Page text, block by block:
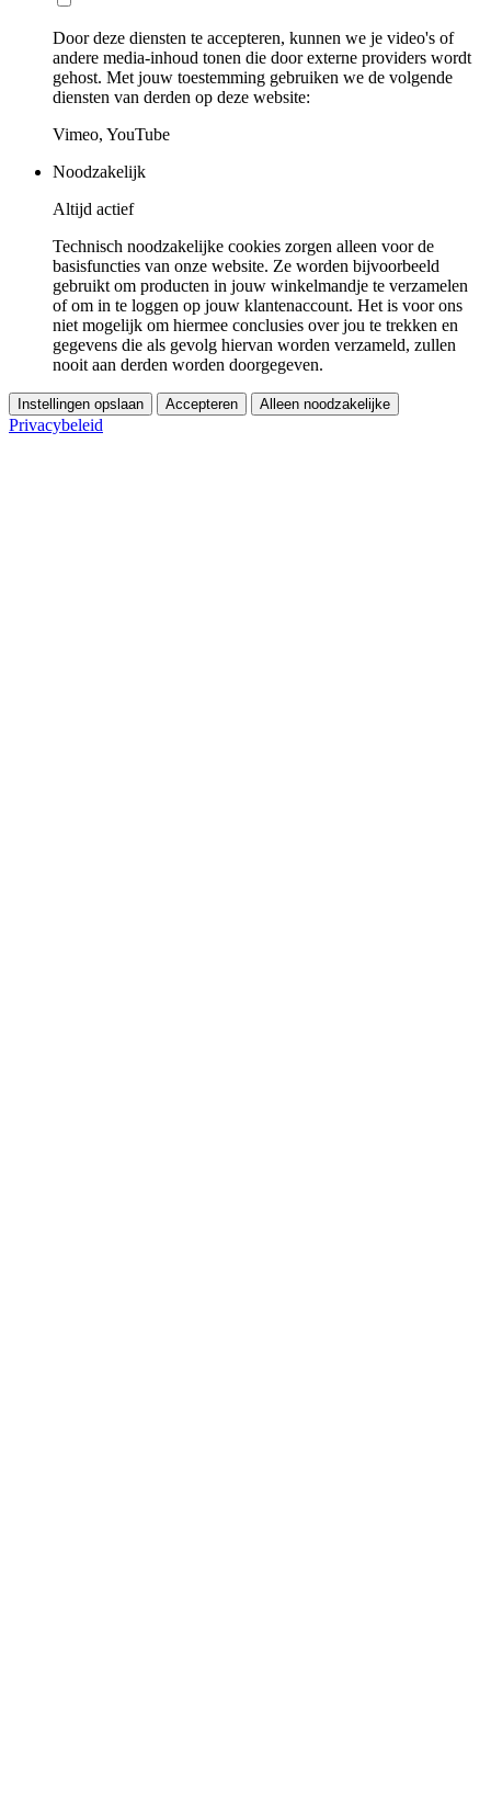
Door deze diensten te accepteren, kunnen we je video's of
andere media-inhoud tonen die door externe providers wordt
gehost. Met jouw toestemming gebruiken we de volgende
diensten van derden op deze website:
Vimeo, YouTube
Noodzakelijk
Altijd actief
Technisch noodzakelijke cookies zorgen alleen voor de
basisfuncties van onze website. Ze worden bijvoorbeeld
gebruikt om producten in jouw winkelmandje te verzamelen
of om in te loggen op jouw klantenaccount. Het is voor ons
niet mogelijk om hiermee conclusies over jou te trekken en
gegevens die als gevolg hiervan worden verzameld, zullen
nooit aan derden worden doorgegeven.
Instellingen opslaan Accepteren Alleen noodzakelijke
Privacybeleid